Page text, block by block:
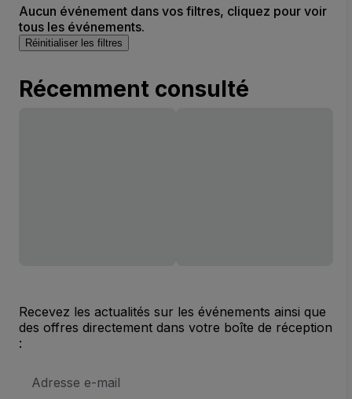
Aucun événement dans vos filtres, cliquez pour voir
tous les événements.
Réinitialiser les filtres
Récemment consulté
Recevez les actualités sur les événements ainsi que
des offres directement dans votre boîte de réception
:
e-